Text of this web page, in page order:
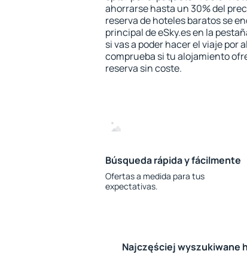
ahorrarse hasta un 30% del
reserva de hoteles baratos se
principal de eSky.es en la
si vas a poder hacer el viaje por
comprueba si tu alojamiento
reserva sin coste.
Búsqueda rápida y fácilmente
Ofertas a medida para tus
expectativas.
Najczęściej wyszukiwane